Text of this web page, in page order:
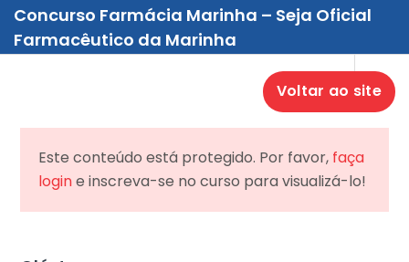
Concurso Farmácia Marinha – Seja Oficial
Farmacêutico da Marinha
Voltar ao site
Este conteúdo está protegido. Por favor, faça
logine inscreva-se no curso para visualizá-lo!